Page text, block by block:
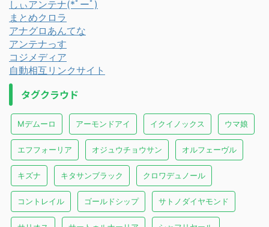
しぃアンテナ(*ﾟーﾟ)
まとめクロラ
アナグロあんてな
アンテナっす
コジメディア
自動相互リンクサイト
タグクラウド
Mデムーロ アーモンドアイ イクイノックス ウマ娘
エフフォーリア オジュウチョウサン オルフェーヴル
キズナ キタサンブラック クロワデュノール
コントレイル ゴールドシップ サトノダイヤモンド